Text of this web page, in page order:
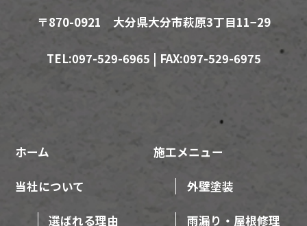
〒870-0921 大分県大分市萩原3丁目11−29
TEL:097-529-6965 | FAX:097-529-6975
ホーム
当社について
選ばれる理由
施工メニュー
外壁塗装
雨漏り・屋根修理